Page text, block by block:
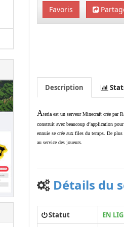
Favoris
Description
Ateria est un serveur Minecraft crée par
construit avec beaucoup d’application
ennuie se crée aux files du temps. De
au service des joueurs.
Détails du
Statut
EN